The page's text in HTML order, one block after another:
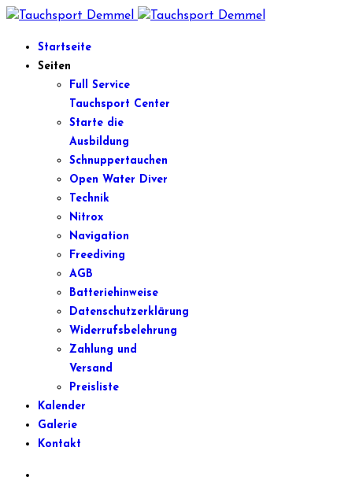
Startseite
Seiten
Full Service
Tauchsport Center
Starte die
Ausbildung
Schnuppertauchen
Open Water Diver
Technik
Nitrox
Navigation
Freediving
AGB
Batteriehinweise
Datenschutzerklärung
Widerrufsbelehrung
Zahlung und
Versand
Preisliste
Kalender
Galerie
Kontakt